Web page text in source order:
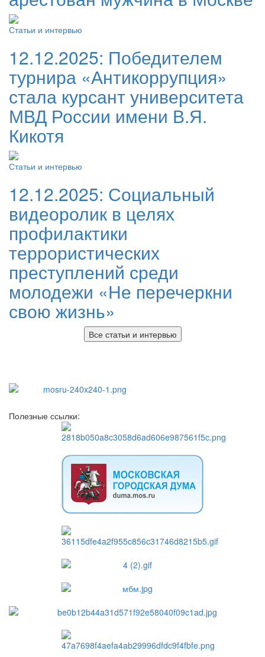
Статьи и интервью
12.12.2025: Победителем
турнира «Антикоррупция»
стала курсант университета
МВД России имени В.Я.
Кикотя
Статьи и интервью
12.12.2025: Социальный
видеоролик в целях
профилактики
террористических
преступлений среди
молодежи «Не перечеркни
свою жизнь»
Все статьи и интервью
Полезные ссылки: